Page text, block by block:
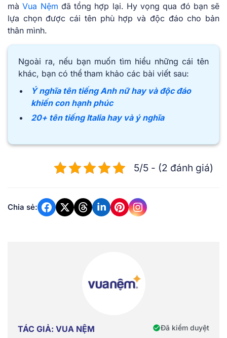
màVua Nệm đã tổng hợp lại. Hy vọng qua đó bạn sẽ
lựa chọn được cái tên phù hợp và độc đáo cho bản
thân mình.
Ngoài ra, nếu bạn muốn tìm hiểu những cái tên
khác, bạn có thể tham khảo các bài viết sau:
Ý nghĩa tên tiếng Anh nữ hay và độc đáo
khiến con hạnh phúc
20+ tên tiếng Italia hay và ý nghĩa
5/5 - (2 đánh giá)
Chia sẻ:
TÁC GIẢ: VUA NỆM Đã kiểm duyệt